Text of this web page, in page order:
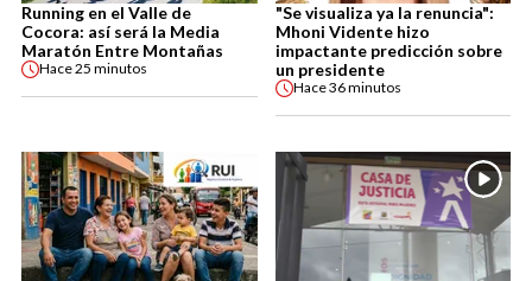
Running en el Valle de
Cocora: así será la Media
Maratón Entre Montañas
Hace25 minutos
"Se visualiza ya la renuncia":
Mhoni Vidente hizo
impactante predicción sobre
un presidente
Hace36 minutos